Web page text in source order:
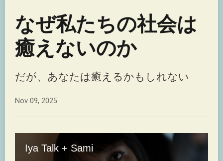
なぜ私たちの社会は
癒えないのか
だが、あなたは癒えるかもしれない
Nov 09, 2025